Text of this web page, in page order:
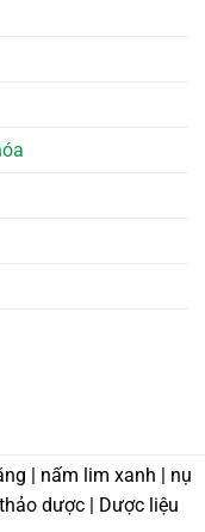
| nấm lim xanh | nụ
dược | Dược liệu